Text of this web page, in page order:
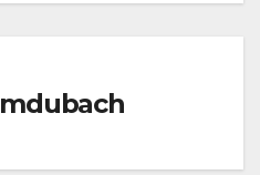
mdubach